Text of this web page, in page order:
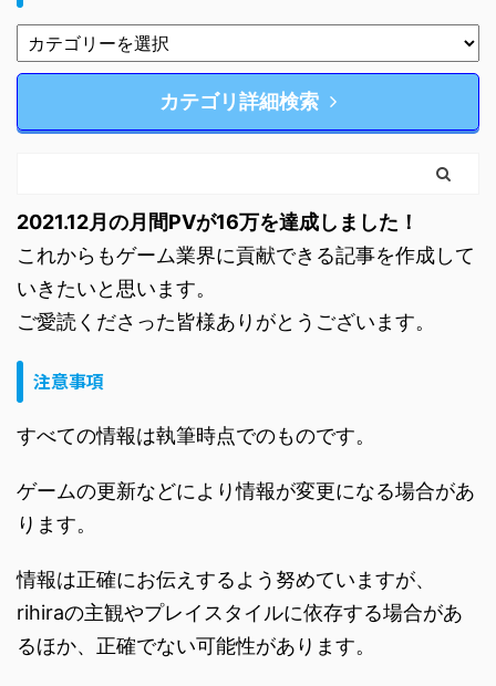
カテゴリ詳細検索
2021.12月の月間PVが16万を達成しました！
これからもゲーム業界に貢献できる記事を作成して
いきたいと思います。
ご愛読くださった皆様ありがとうございます。
注意事項
すべての情報は執筆時点でのものです。
ゲームの更新などにより情報が変更になる場合があ
ります。
情報は正確にお伝えするよう努めていますが、
rihiraの主観やプレイスタイルに依存する場合があ
るほか、正確でない可能性があります。